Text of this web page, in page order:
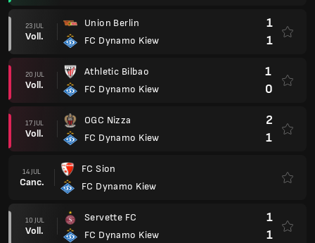
23 JUL
Voll.
Union Berlin
FC Dynamo Kiew
1
1
20 JUL
Voll.
Athletic Bilbao
FC Dynamo Kiew
1
0
17 JUL
Voll.
OGC Nizza
FC Dynamo Kiew
2
1
14 JUL
Canc.
FC Sion
FC Dynamo Kiew
10 JUL
Voll.
Servette FC
FC Dynamo Kiew
1
1